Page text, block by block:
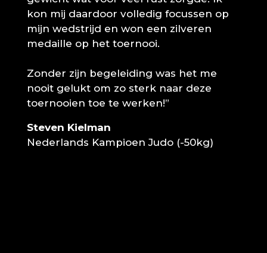
kon mij daardoor volledig focussen op
mijn wedstrijd en won een zilveren
medaille op het toernooi.
Zonder zijn begeleiding was het me
nooit gelukt om zo sterk naar deze
toernooien toe te werken!”
Steven Kielman
Nederlands Kampioen Judo (-50kg)